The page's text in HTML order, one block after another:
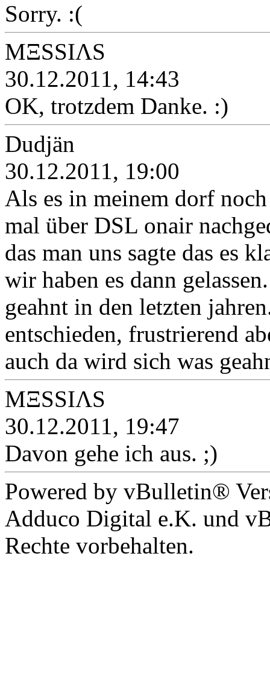
Sorry. :(
MΞSSIΛS
30.12.2011, 14:43
OK, trotzdem Danke. :)
Dudjän
30.12.2011, 19:00
Als es in meinem dorf
mal über DSL onair
das man uns sagte das es
wir haben es dann
geahnt in den letzten
entschieden, frustrierend
auch da wird sich was
MΞSSIΛS
30.12.2011, 19:47
Davon gehe ich aus. ;)
Powered by vBulletin®
Adduco Digital e.K. und
Rechte vorbehalten.